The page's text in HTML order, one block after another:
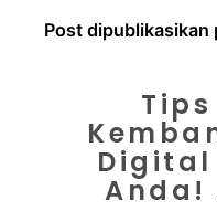
Post dipublikasikan
Digital
Anda!